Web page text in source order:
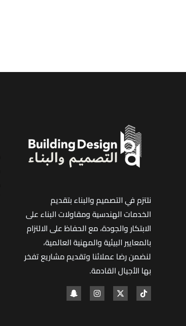
نلتزم في التصميم والبناء بتقديم
الخدمات الهندسية ومقاولات البناء على
الابتكار والجودة، مع الحفاظ على الالتزام
بالمعايير البيئية والمهنية العالمية،
لنضمن رضا عملائنا وتقديم مشاريع تفخر
بها الأجيال القادمة.